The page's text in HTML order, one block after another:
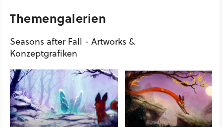
Themengalerien
Seasons after Fall - Artworks &
Konzeptgrafiken